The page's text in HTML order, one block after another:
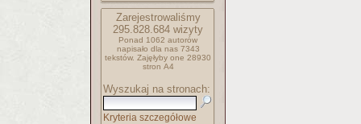
Zarejestrowaliśmy
295.828.684 wizyty
Ponad 1062 autorów
napisało dla nas 7343
tekstów. Zajęłyby one 28930
stron A4
Wyszukaj na stronach:
Kryteria szczegółowe